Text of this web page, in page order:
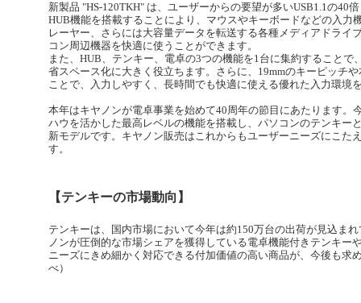
新製品 "HS-120TKH" は、ユーザーからの要望が多いUSB1.1の40
HUB機能を搭載することにより、マウスやキーボードなどの入力
レーヤー、さらには大容量データを転送する各種メディアドライ
コン周辺機器を快適に使うことができます。
また、HUB、テンキー、電卓の3つの機能を1台に集約すること
省スペース化に大きく役立ちます。さらに、19mmのキーピッチ
ことで、入力しやすく、長時間でも快適に使える優れた入力環境
本年はキヤノンが電卓事業を始めて40周年の節目にあたります。
ハウを活かした最高レベルの機能を搭載し、パソコンのテンキー
新モデルです。キヤノン販売はこれからもユーザーニーズにこた
す。
【テンキーの市場動向】
テンキーは、国内市場において今年は約150万台の出荷が見込ま
ノンが圧倒的な市場シェアを獲得している電卓機能付きテンキー
ニーズにきめ細かく対応できる付加価値の高い商品が、今後も求
べ）